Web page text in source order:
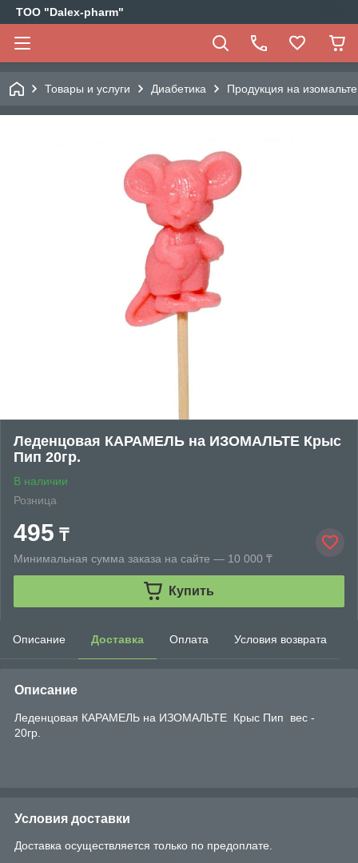
ТОО "Dalex-pharm"
Товары и услуги Диабетика Продукция на изомальте
Леденцовая КАРАМЕЛЬ на ИЗОМАЛЬТЕ Крыс
Пип 20гр.
В наличии
Розница
495 ₸
Минимальная сумма заказа на сайте — 10 000 ₸
Купить
Описание Доставка Оплата Условия возврата
Описание
Леденцовая КАРАМЕЛЬ на ИЗОМАЛЬТЕ Крыс Пип вес -
20гр.
Условия доставки
Доставка осуществляется только по предоплате.